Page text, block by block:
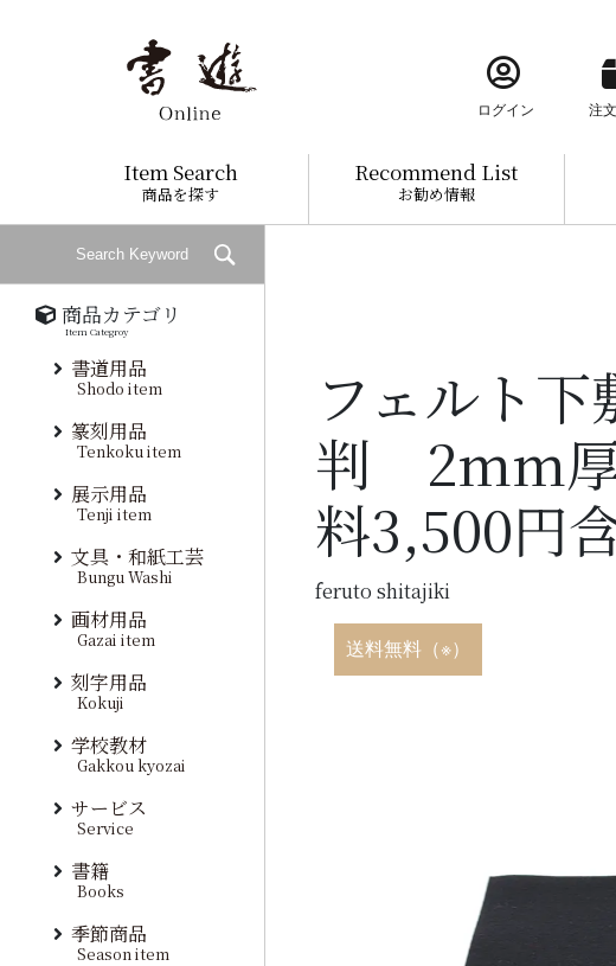
ログイン 注
Item Search
商品を探す
Recommend List
お勧め情報
フェルト
判 2mm
料3,500円
feruto shitajiki
送料無料（※）
商品カテゴリ
Item Categroy
書道用品
Shodo item
篆刻用品
Tenkoku item
展示用品
Tenji item
文具・和紙工芸
Bungu Washi
画材用品
Gazai item
刻字用品
Kokuji
学校教材
Gakkou kyozai
サービス
Service
書籍
Books
季節商品
Season item